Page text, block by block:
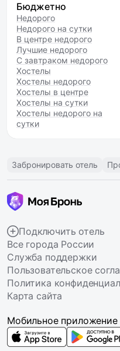
Бюджетно
Недорого
Недорого на сутки
В центре недорого
Лучшие недорого
С завтраком недорого
Хостелы
Хостелы недорого
Хостелы в центре
Хостелы на сутки
Хостелы недорого на
сутки
Забронировать отель
Подключить отель
Все города России
Служба поддержки
Пользовательское
Политика
Карта сайта
Мобильное приложение